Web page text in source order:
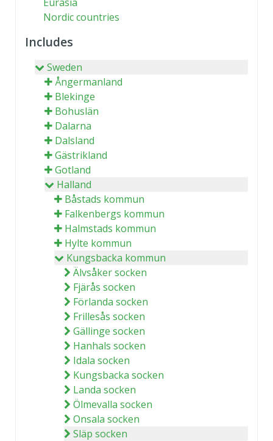
Nordic countries
Includes
Sweden
Ångermanland
Blekinge
Bohuslän
Dalarna
Dalsland
Gästrikland
Gotland
Halland
Båstads kommun
Falkenbergs kommun
Halmstads kommun
Hylte kommun
Kungsbacka kommun
Älvsåker socken
Fjärås socken
Förlanda socken
Frillesås socken
Gällinge socken
Hanhals socken
Idala socken
Kungsbacka socken
Landa socken
Ölmevalla socken
Onsala socken
Släp socken